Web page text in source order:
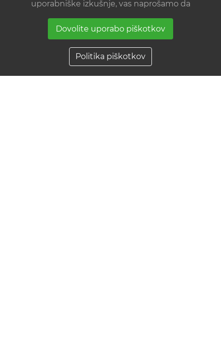
uporabniške izkušnje, vas naprošamo da
Dovolite uporabo piškotkov
Politika piškotkov